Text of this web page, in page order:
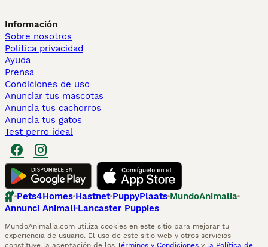
Información
Sobre nosotros
Politica privacidad
Ayuda
Prensa
Condiciones de uso
Anunciar tus mascotas
Anuncia tus cachorros
Anuncia tus gatos
Test perro ideal
Pets4Homes Hastnet PuppyPlaats MundoAnimalia
Annunci Animali Lancaster Puppies
MundoAnimalia.com utiliza cookies en este sitio para mejorar tu
experiencia de usuario. El uso de este sitio web y otros servicios